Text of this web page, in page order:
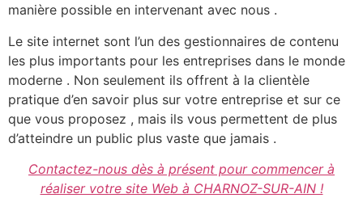
manière possible en intervenant avec nous .
Le site internet sont l’un des gestionnaires de contenu
les plus importants pour les entreprises dans le monde
moderne . Non seulement ils offrent à la clientèle
pratique d’en savoir plus sur votre entreprise et sur ce
que vous proposez , mais ils vous permettent de plus
d’atteindre un public plus vaste que jamais .
Contactez-nous dès à présent pour commencer à
réaliser votre site Web à CHARNOZ-SUR-AIN !